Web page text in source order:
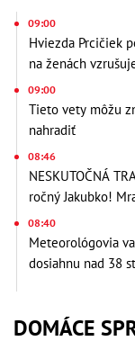
09:00
Hviezda Prcičiek
na ženách
09:00
Tieto vety môžu
nahradiť
08:46
NESKUTOČNÁ
ročný Jakubko!
08:40
Meteorológovia
dosiahnu nad 38
DOMÁCE